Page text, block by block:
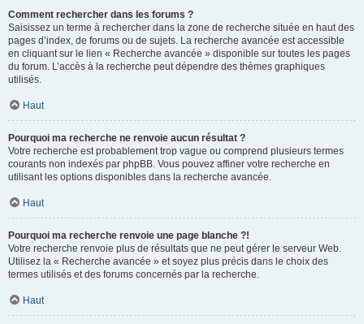
Comment rechercher dans les forums ?
Saisissez un terme à rechercher dans la zone de recherche située en haut des
pages d’index, de forums ou de sujets. La recherche avancée est accessible
en cliquant sur le lien « Recherche avancée » disponible sur toutes les pages
du forum. L’accès à la recherche peut dépendre des thèmes graphiques
utilisés.
Haut
Pourquoi ma recherche ne renvoie aucun résultat ?
Votre recherche est probablement trop vague ou comprend plusieurs termes
courants non indexés par phpBB. Vous pouvez affiner votre recherche en
utilisant les options disponibles dans la recherche avancée.
Haut
Pourquoi ma recherche renvoie une page blanche ?!
Votre recherche renvoie plus de résultats que ne peut gérer le serveur Web.
Utilisez la « Recherche avancée » et soyez plus précis dans le choix des
termes utilisés et des forums concernés par la recherche.
Haut